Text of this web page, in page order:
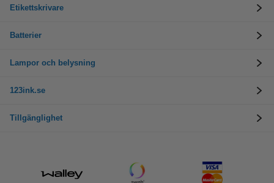
Etikettskrivare
Batterier
Lampor och belysning
123ink.se
Tillgänglighet